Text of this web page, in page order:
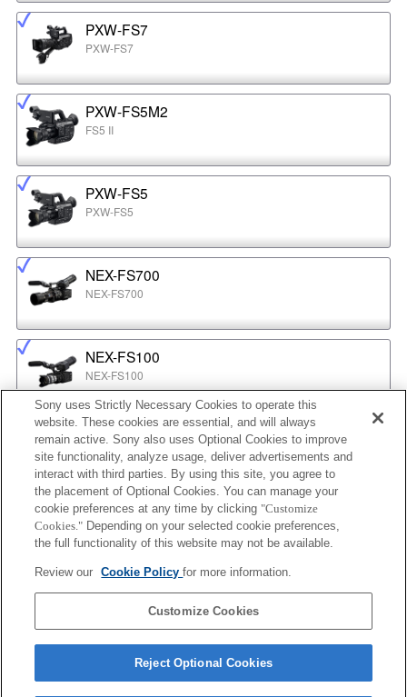
PXW-FS7
PXW-FS7
PXW-FS5M2
FS5 II
PXW-FS5
PXW-FS5
NEX-FS700
NEX-FS700
NEX-FS100
NEX-FS100
NEX-EA50
NEX-EA50
MPC-2610
BURANO
Sony uses Strictly Necessary Cookies to operate this
website. These cookies are essential, and will always
remain active. Sony also uses Optional Cookies to improve
site functionality, analyze usage, deliver advertisements and
interact with third parties. By using this site, you agree to
the placement of Optional Cookies. You can manage your
cookie preferences at any time by clicking "Customize
Cookies." Depending on your selected cookie preferences,
the full functionality of this website may not be available.
Review our Cookie Policyfor more information.
Customize Cookies
Reject Optional Cookies